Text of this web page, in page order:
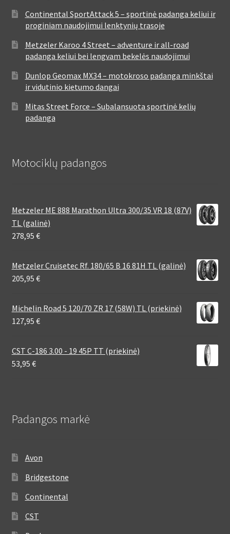
Continental SportAttack 5 – sportinė padanga keliui ir
proginiam naudojimui lenktynių trasoje
Metzeler Karoo 4 Street – adventure ir all-road
padanga keliui bei lengvam bekelės naudojimui
Dunlop Geomax MX34 – motokroso padanga minkštai
ir vidutinio kietumo dangai
Mitas Street Force – Subalansuota sportinė kelių
padanga
Motociklų padangos
Metzeler ME 888 Marathon Ultra 300/35 VR 18 (87V)
TL (galinė)
278,95 €
Metzeler Cruisetec Rf. 180/65 B 16 81H TL (galinė)
205,95 €
Michelin Road 5 120/70 ZR 17 (58W) TL (priekinė)
127,95 €
CST C-186 3.00 - 19 45P TT (priekinė)
53,95 €
Padangos markė
Avon
Bridgestone
Continental
CST